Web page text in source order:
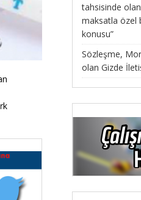
tahsisinde
maksatla özel
konusu”
Sözleşme,
olan Gizde